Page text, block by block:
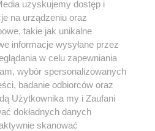
uzyskujemy dostęp i
na urządzeniu oraz
takie jak unikalne
informacje wysyłane przez
w celu zapewniania
wybór spersonalizowanych
badanie odbiorców oraz
Użytkownika my i Zaufani
dokładnych danych
skanować